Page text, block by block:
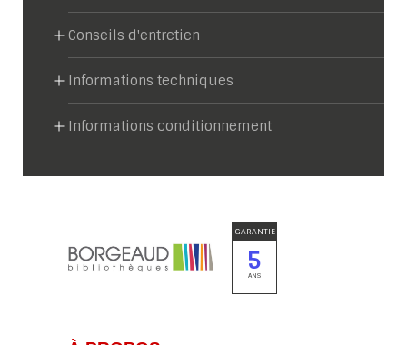
Conseils d'entretien
Informations techniques
Informations conditionnement
GARANTIE
5
ANS